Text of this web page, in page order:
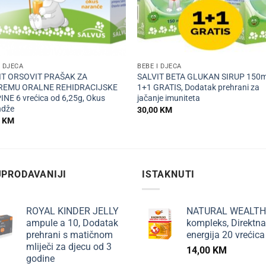
DJECA
ORSOVIT PRAŠAK ZA
ORALNE REHIDRACIJSKE
6 vrećica od 6,25g, Okus
KM
BEBE I DJECA
SALVIT BETA GLUKAN SIRUP
1+1 GRATIS, Dodatak prehrani za
jačanje imuniteta
30,00KM
ROYAL KINDER JELLY
ampule a 10, Dodatak
prehrani s matičnom
mliječi za djecu od 3
godine
ISTAKNUTI
NATURAL
kompleks, Direktna
energija 20 vrećica
14,00 KM